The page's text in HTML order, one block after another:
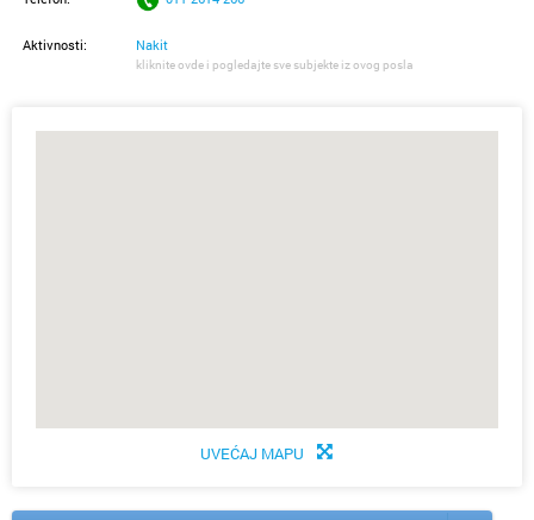
Aktivnosti: Nakit
kliknite ovde i pogledajte sve subjekte iz ovog posla
UVEĆAJ MAPU